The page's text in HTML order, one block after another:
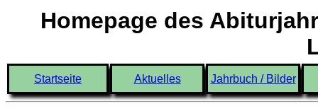
Homepage des
Startseite Aktuelles Jahrbuch / Bilder